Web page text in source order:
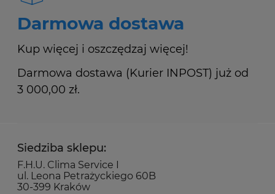
Darmowa dostawa
Kup więcej i oszczędzaj więcej!
Darmowa dostawa (Kurier INPOST) już od
3 000,00 zł.
Siedziba sklepu:
F.H.U. Clima Service I
ul. Leona Petrażyckiego 60B
30-399 Kraków